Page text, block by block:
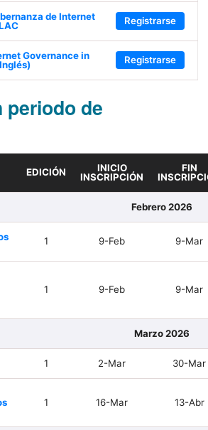
de Internet
Registrarse
Governance in
Registrarse
periodo de
EDICIÓN
INICIO
INSCRIPCIÓN
FIN
Febrero 2026
1 9-Feb 9-Mar
1 9-Feb 9-Mar
Marzo 2026
1 2-Mar 30-Mar
1 16-Mar 13-Abr